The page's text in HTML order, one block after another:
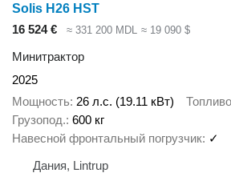
Solis H26 HST
16 524 €
≈ 331 200 MDL ≈ 19 090 $
Минитрактор
2025
Мощность 26 л.с. (19.11 кВт) Топливо
Грузопод. 600 кг
Навесной фронтальный погрузчик ✓
Дания, Lintrup